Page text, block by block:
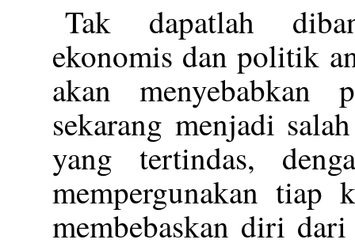
Tak dapatlah
ekonomis dan politik
akan menyebabkan
sekarang menjadi
yang tertindas,
mempergunakan tiap
membebaskan diri